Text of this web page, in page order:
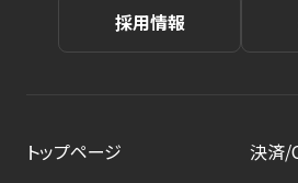
採用情報
トップページ
決済/